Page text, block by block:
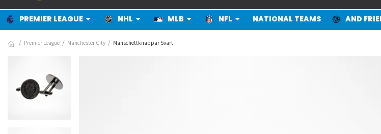
PREMIER LEAGUE NHL MLB NFL NATIONAL TEAMS AND
Premier League Manchester City Manschettknappar Svart